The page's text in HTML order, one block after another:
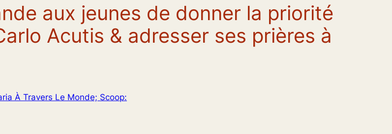
aux jeunes de donner la priorité
Acutis & adresser ses prières à
À Travers Le Monde; Scoop: